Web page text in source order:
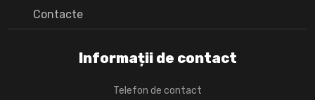
Informații de contact
Telefon de contact
Сontacte